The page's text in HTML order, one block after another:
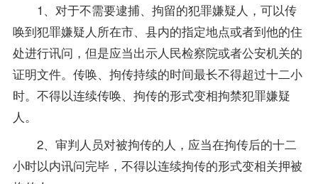
1、对于不需要逮捕、拘留的犯罪嫌疑人，可以传
唤到犯罪嫌疑人所在市、县内的指定地点或者到他的住
处进行讯问，但是应当出示人民检察院或者公安机关的
证明文件。传唤、拘传持续的时间最长不得超过十二小
时。不得以连续传唤、拘传的形式变相拘禁犯罪嫌疑
人。
2、审判人员对被拘传的人，应当在拘传后的十二
小时以内讯问完毕，不得以连续拘传的形式变相关押被